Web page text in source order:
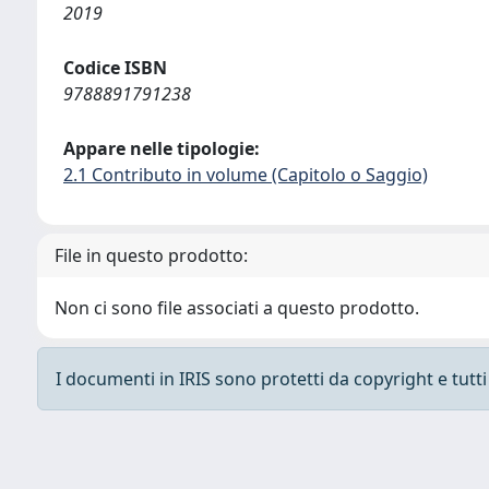
2019
Codice ISBN
9788891791238
Appare nelle tipologie:
2.1 Contributo in volume (Capitolo o Saggio)
File in questo prodotto:
Non ci sono file associati a questo prodotto.
I documenti in IRIS sono protetti da copyright e